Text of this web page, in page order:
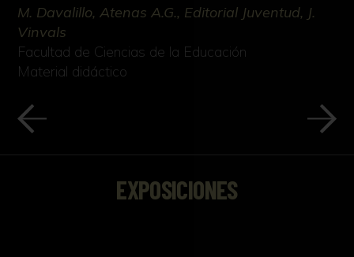
M. Davalillo, Atenas A.G., Editorial Juventud, J.
Vinvals
Facultad de Ciencias de la Educación
Material didáctico
EXPOSICIONES